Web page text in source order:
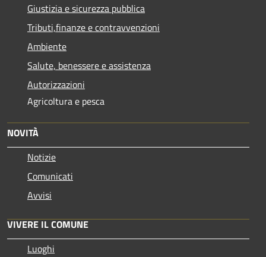
Giustizia e sicurezza pubblica
Tributi,finanze e contravvenzioni
Ambiente
Salute, benessere e assistenza
Autorizzazioni
Agricoltura e pesca
NOVITÀ
Notizie
Comunicati
Avvisi
VIVERE IL COMUNE
Luoghi